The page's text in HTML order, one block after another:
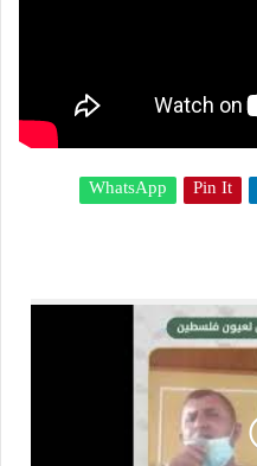
Pin It
WhatsApp